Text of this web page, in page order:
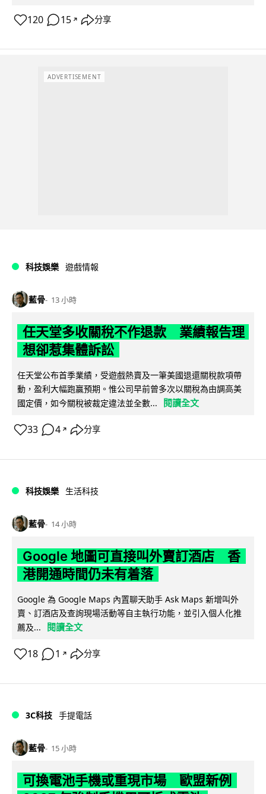
120 15 ↗ 分享
ADVERTISEMENT
科技娛樂 遊戲情報
藍骨 13 小時
任天堂多收關稅不作退款 業績報告理
想卻惹集體訴訟
任天堂公布首季業績，受遊戲熱賣及一筆美國退還關稅款項帶
動，盈利大幅跑贏預期。惟公司早前曾多次以關稅為由調高美
國定價，如今關稅被裁定違法並全數...
閱讀全文
33 4 ↗ 分享
科技娛樂 生活科技
藍骨 14 小時
Google 地圖可直接叫外賣訂酒店 香
港開通時間仍未有着落
Google 為 Google Maps 內置聊天助手 Ask Maps 新增叫外
賣、訂酒店及查詢現場活動等自主執行功能，並引入個人化推
薦及...
閱讀全文
18 1 ↗ 分享
3C科技 手提電話
藍骨 15 小時
可換電池手機或重現市場 歐盟新例